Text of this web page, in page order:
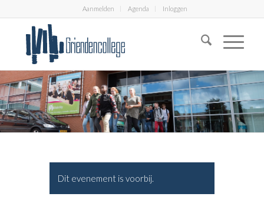
Aanmelden Agenda Inloggen
Dit evenement is voorbij.